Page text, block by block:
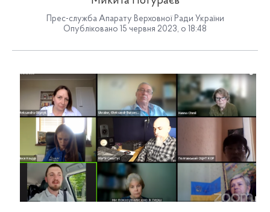
Прес-служба Апарату Верховної Ради України
Опубліковано 15 червня 2023, о 18:48